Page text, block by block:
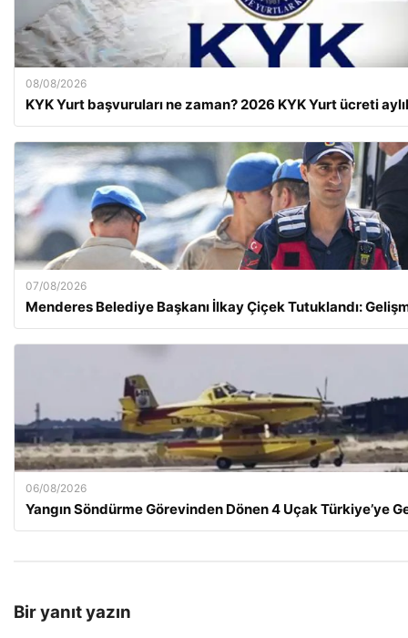
08/08/2026
KYK Yurt başvuruları ne zaman? 2026 KYK Yurt ücreti
07/08/2026
Menderes Belediye Başkanı İlkay Çiçek Tutuklandı:
06/08/2026
Yangın Söndürme Görevinden Dönen 4 Uçak Türkiye’ye
Bir yanıt yazın